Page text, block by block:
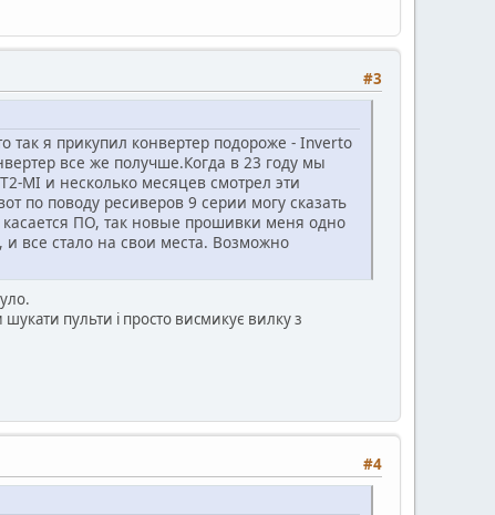
#3
так я прикупил конвертер подороже - Inverto
все же получше.Когда в 23 году мы
MI и несколько месяцев смотрел эти
по поводу ресиверов 9 серии могу сказать
ПО, так новые прошивки меня одно
и все стало на свои места. Возможно
пульти і просто висмикує вилку з
#4